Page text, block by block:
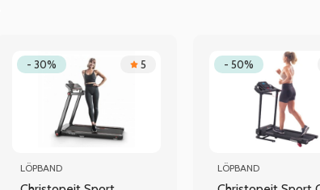
- 30% 5
LÖPBAND
- 50%
LÖPBAND